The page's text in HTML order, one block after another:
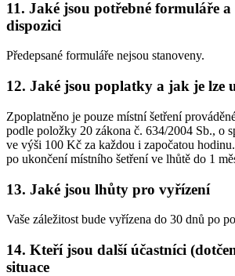
11. Jaké jsou potřebné formuláře
dispozici
Předepsané formuláře nejsou stanoveny.
12. Jaké jsou poplatky a jak je lze
Zpoplatněno je pouze místní šetření
podle položky 20 zákona č. 634/2004 Sb., o
ve výši 100 Kč za každou i započatou
po ukončení místního šetření ve lhůtě do 1
13. Jaké jsou lhůty pro vyřízení
Vaše záležitost bude vyřízena do 30 dnů po
14. Kteří jsou další účastníci
situace